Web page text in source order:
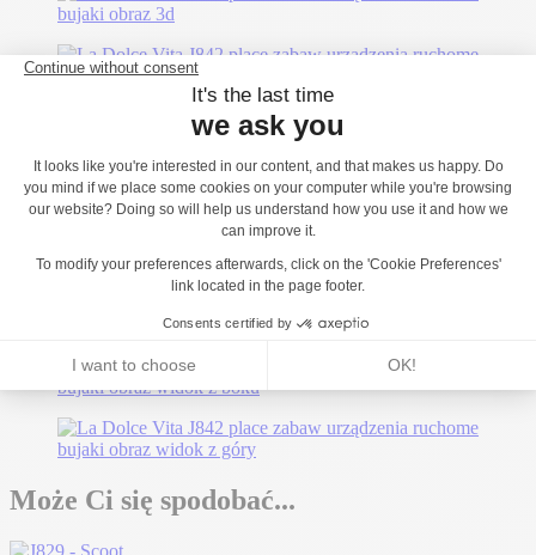
Może Ci się spodobać...